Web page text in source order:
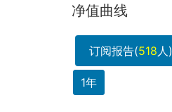
净值曲线
订阅报告(518人)
1年